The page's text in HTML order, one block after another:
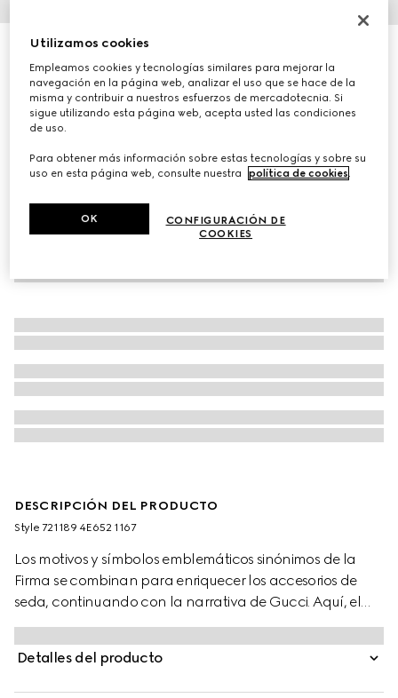
Double G and check silk jacquard tie
MXN 3,800
Variacionesazul
DESCRIPCIÓN DEL PRODUCTO
Style ‎721189 4E652 1167
Los motivos y símbolos emblemáticos sinónimos de la
Firma se combinan para enriquecer los accesorios de
seda, continuando con la narrativa de Gucci. Aquí, el
inconfundible motivo de Doble G aparece como un
animado detalle de jacquard acompañado de un
delicado motivo a cuadros verde en esta corbata de
Detalles del producto
Utilizamos cookies
Empleamos cookies y tecnologías similares para mejorar la
navegación en la página web, analizar el uso que se hace de la
misma y contribuir a nuestros esfuerzos de mercadotecnia. Si
sigue utilizando esta página web, acepta usted las condiciones
de uso.
Para obtener más información sobre estas tecnologías y sobre su
uso en esta página web, consulte nuestra
política de cookies.
CONFIGURACIÓN DE
COOKIES
OK